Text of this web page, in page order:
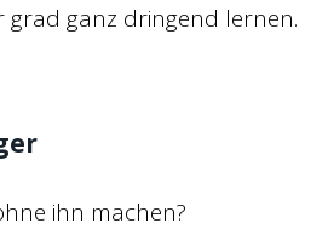
grad ganz dringend lernen.
ihn machen?